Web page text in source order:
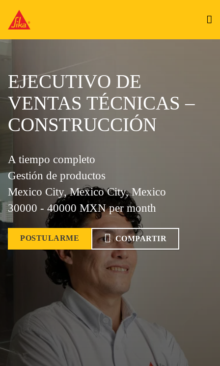
EJECUTIVO DE
VENTAS TÉCNICAS –
CONSTRUCCIÓN
A tiempo completo
Gestión de productos
Mexico City, Mexico City, Mexico
30000 - 40000 MXN per month
POSTULARME COMPARTIR